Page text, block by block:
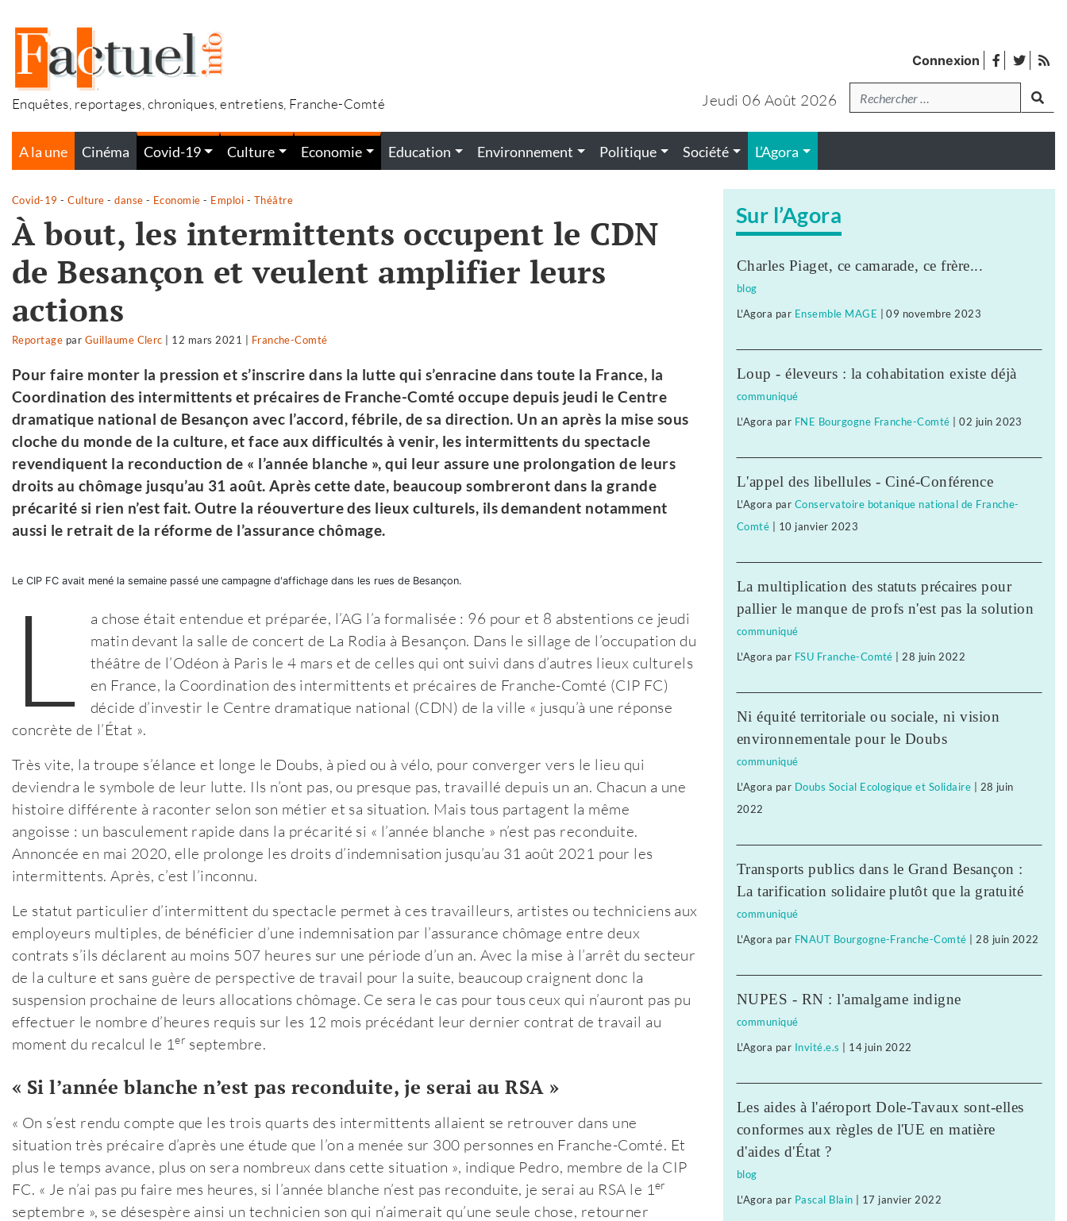
contenu
Enquêtes, reportages, chroniques, entretiens, Franche-Comté
Connexion facebook
twitter
Jeudi 06 Août 2026Recherche
A la une Cinéma Covid-19 Culture Economie Education Environnement Politique Société L’Agora
Covid-19 -Culture -danse - Economie - Emploi - Théâtre
À bout, les intermittents occupent le CDN
de Besançon et veulent amplifier leurs
actions
Reportage par Guillaume Clerc 12 mars 2021 Franche-Comté
Pour faire monter la pression et s’inscrire dans la lutte qui s’enracine dans toute la France, la
Coordination des intermittents et précaires de Franche-Comté occupe depuis jeudi le Centre
dramatique national de Besançon avec l’accord, fébrile, de sa direction. Un an après la mise sous
cloche du monde de la culture, et face aux difficultés à venir, les intermittents du spectacle
revendiquent la reconduction de « l’année blanche », qui leur assure une prolongation de leurs
droits au chômage jusqu’au 31 août. Après cette date, beaucoup sombreront dans la grande
précarité si rien n’est fait. Outre la réouverture des lieux culturels, ils demandent notamment
aussi le retrait de la réforme de l’assurance chômage.
Le CIP FC avait mené la semaine passé une campagne d'affichage dans les rues de Besançon.
L
a chose était entendue et préparée, l’AG l’a formalisée : 96 pour et 8 abstentions ce jeudi
matin devant la salle de concert de La Rodia à Besançon. Dans le sillage de l’occupation du
théâtre de l’Odéon à Paris le 4 mars et de celles qui ont suivi dans d’autres lieux culturels
en France, la Coordination des intermittents et précaires de Franche-Comté (CIP FC)
décide d’investir le Centre dramatique national (CDN) de la ville « jusqu’à une réponse
concrète de l’État ».
Très vite, la troupe s’élance et longe le Doubs, à pied ou à vélo, pour converger vers le lieu qui
deviendra le symbole de leur lutte. Ils n’ont pas, ou presque pas, travaillé depuis un an. Chacun a une
histoire différente à raconter selon son métier et sa situation. Mais tous partagent la même
angoisse : un basculement rapide dans la précarité si « l’année blanche » n’est pas reconduite.
Annoncée en mai 2020, elle prolonge les droits d’indemnisation jusqu’au 31 août 2021 pour les
intermittents. Après, c’est l’inconnu.
Le statut particulier d’intermittent du spectacle permet à ces travailleurs, artistes ou techniciens aux
employeurs multiples, de bénéficier d’une indemnisation par l’assurance chômage entre deux
contrats s’ils déclarent au moins 507 heures sur une période d’un an. Avec la mise à l’arrêt du secteur
de la culture et sans guère de perspective de travail pour la suite, beaucoup craignent donc la
suspension prochaine de leurs allocations chômage. Ce sera le cas pour tous ceux qui n’auront pas pu
effectuer le nombre d’heures requis sur les 12 mois précédant leur dernier contrat de travail au
moment du recalcul le 1er septembre.
« Si l’année blanche n’est pas reconduite, je serai au RSA »
« On s’est rendu compte que les trois quarts des intermittents allaient se retrouver dans une
situation très précaire d’après une étude que l’on a menée sur 300 personnes en Franche-Comté. Et
plus le temps avance, plus on sera nombreux dans cette situation », indique Pedro, membre de la CIP
FC. « Je n’ai pas pu faire mes heures, si l’année blanche n’est pas reconduite, je serai au RSA le 1 er
septembre », se désespère ainsi un technicien son qui n’aimerait qu’une seule chose, retourner
Sur l’Agora
Charles Piaget, ce camarade, ce frère...
blog
L'Agora par Ensemble MAGE |09 novembre 2023
Loup - éleveurs : la cohabitation existe déjà
communiqué
L'Agora par FNE Bourgogne Franche-Comté |02 juin 2023
L'appel des libellules - Ciné-Conférence
L'Agora par Conservatoire botanique national de Franche-
Comté
10 janvier 2023
La multiplication des statuts précaires pour
pallier le manque de profs n'est pas la solution
communiqué
L'Agora par FSU Franche-Comté 28 juin 2022
Ni équité territoriale ou sociale, ni vision
environnementale pour le Doubs
communiqué
L'Agora par Doubs Social Ecologique et Solidaire
28 juin
2022
Transports publics dans le Grand Besançon :
La tarification solidaire plutôt que la gratuité
communiqué
L'Agora par FNAUT Bourgogne-Franche-Comté 28 juin 2022
NUPES - RN : l'amalgame indigne
communiqué
L'Agora par Invité.e.s 14 juin 2022
Les aides à l'aéroport Dole-Tavaux sont-elles
conformes aux règles de l'UE en matière
d'aides d'État ?
blog
L'Agora par Pascal Blain 17 janvier 2022